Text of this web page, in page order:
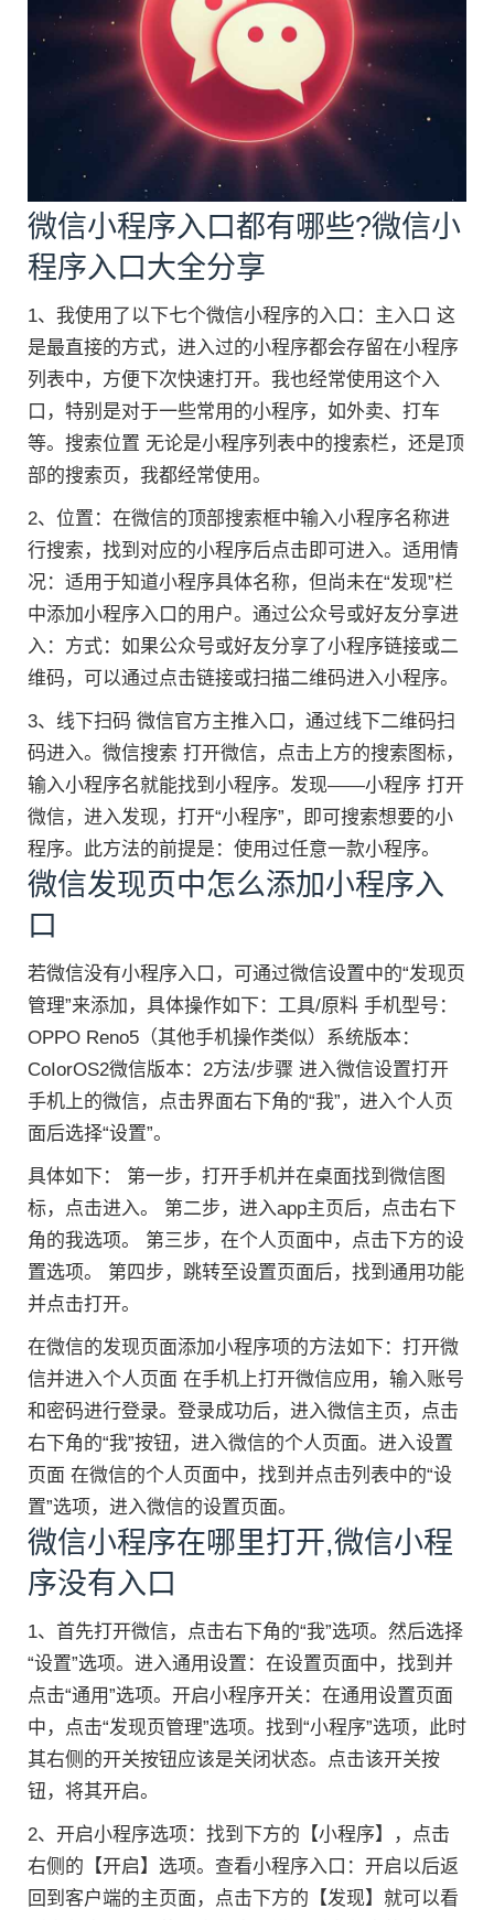
微信小程序入口都有哪些?微信小
程序入口大全分享
1、我使用了以下七个微信小程序的入口：主入口 这
是最直接的方式，进入过的小程序都会存留在小程序
列表中，方便下次快速打开。我也经常使用这个入
口，特别是对于一些常用的小程序，如外卖、打车
等。搜索位置 无论是小程序列表中的搜索栏，还是顶
部的搜索页，我都经常使用。
2、位置：在微信的顶部搜索框中输入小程序名称进
行搜索，找到对应的小程序后点击即可进入。适用情
况：适用于知道小程序具体名称，但尚未在“发现”栏
中添加小程序入口的用户。通过公众号或好友分享进
入：方式：如果公众号或好友分享了小程序链接或二
维码，可以通过点击链接或扫描二维码进入小程序。
3、线下扫码 微信官方主推入口，通过线下二维码扫
码进入。微信搜索 打开微信，点击上方的搜索图标，
输入小程序名就能找到小程序。发现——小程序 打开
微信，进入发现，打开“小程序”，即可搜索想要的小
程序。此方法的前提是：使用过任意一款小程序。
微信发现页中怎么添加小程序入
口
若微信没有小程序入口，可通过微信设置中的“发现页
管理”来添加，具体操作如下：工具/原料 手机型号：
OPPO Reno5（其他手机操作类似）系统版本：
CoIorOS2微信版本：2方法/步骤 进入微信设置打开
手机上的微信，点击界面右下角的“我”，进入个人页
面后选择“设置”。
具体如下： 第一步，打开手机并在桌面找到微信图
标，点击进入。 第二步，进入app主页后，点击右下
角的我选项。 第三步，在个人页面中，点击下方的设
置选项。 第四步，跳转至设置页面后，找到通用功能
并点击打开。
在微信的发现页面添加小程序项的方法如下：打开微
信并进入个人页面 在手机上打开微信应用，输入账号
和密码进行登录。登录成功后，进入微信主页，点击
右下角的“我”按钮，进入微信的个人页面。进入设置
页面 在微信的个人页面中，找到并点击列表中的“设
置”选项，进入微信的设置页面。
微信小程序在哪里打开,微信小程
序没有入口
1、首先打开微信，点击右下角的“我”选项。然后选择
“设置”选项。进入通用设置：在设置页面中，找到并
点击“通用”选项。开启小程序开关：在通用设置页面
中，点击“发现页管理”选项。找到“小程序”选项，此时
其右侧的开关按钮应该是关闭状态。点击该开关按
钮，将其开启。
2、开启小程序选项：找到下方的【小程序】，点击
右侧的【开启】选项。查看小程序入口：开启以后返
回到客户端的主页面，点击下方的【发现】就可以看